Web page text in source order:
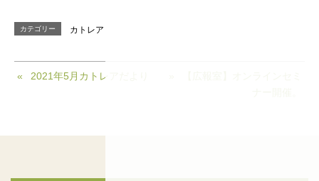
カテゴリー カトレア
2021年5月カトレアだより